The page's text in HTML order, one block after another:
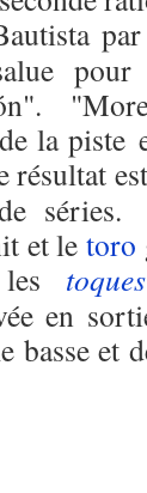
"
la piste
résultat
séries.
et letoro
toques
en
basse et